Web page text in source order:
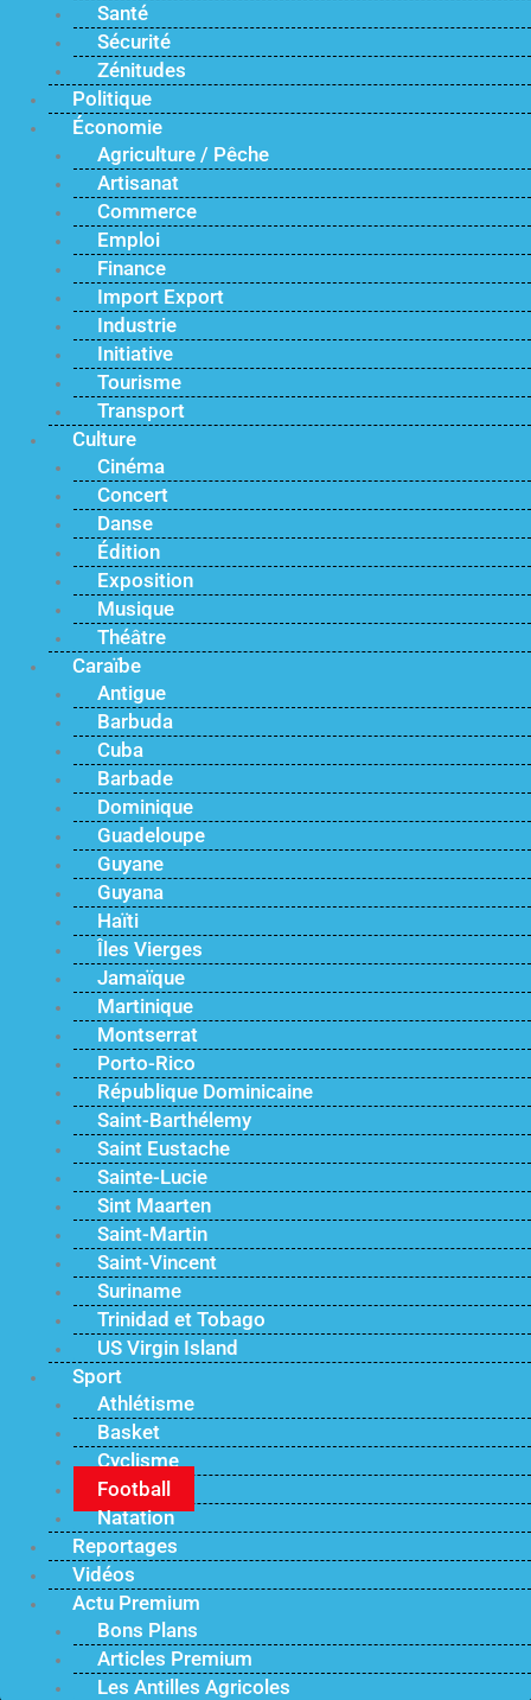
Santé
Sécurité
Zénitudes
Politique
Économie
Agriculture / Pêche
Artisanat
Commerce
Emploi
Finance
Import Export
Industrie
Initiative
Tourisme
Transport
Culture
Cinéma
Concert
Danse
Édition
Exposition
Musique
Théâtre
Caraïbe
Antigue
Barbuda
Cuba
Barbade
Dominique
Guadeloupe
Guyane
Guyana
Haïti
Îles Vierges
Jamaïque
Martinique
Montserrat
Porto-Rico
République Dominicaine
Saint-Barthélemy
Saint Eustache
Sainte-Lucie
Sint Maarten
Saint-Martin
Saint-Vincent
Suriname
Trinidad et Tobago
US Virgin Island
Sport
Athlétisme
Basket
Cyclisme
Football
Natation
Reportages
Vidéos
Actu Premium
Bons Plans
Articles Premium
Les Antilles Agricoles